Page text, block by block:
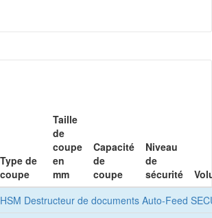
Type de
coupe
Taille
de
coupe
en
mm
Capacité
de
coupe
Niveau
de
sécurité
HSM Destructeur de documents Auto-Feed